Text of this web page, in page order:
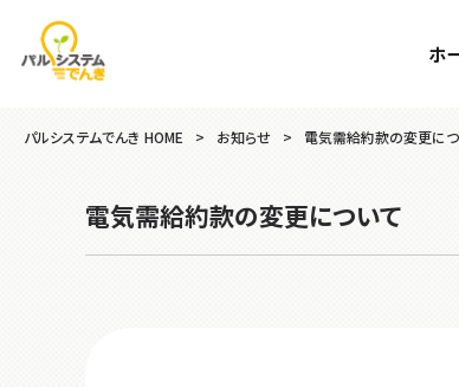
ホ
パルシステムでんき HOME > お知らせ > 電気需給約款の変更に
電気需給約款の変更について